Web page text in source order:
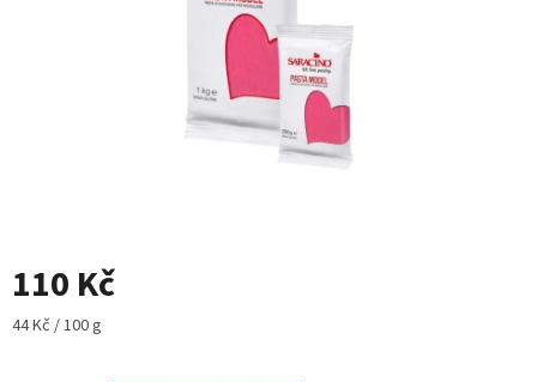
110 Kč
Měrná
44 Kč / 100 g